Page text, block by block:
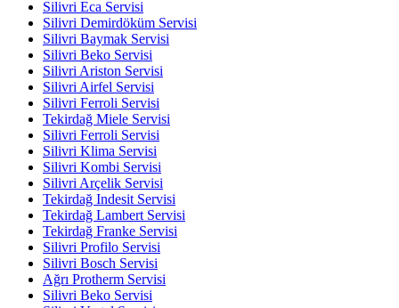
Silivri Eca Servisi
Silivri Demirdöküm Servisi
Silivri Baymak Servisi
Silivri Beko Servisi
Silivri Ariston Servisi
Silivri Airfel Servisi
Silivri Ferroli Servisi
Tekirdağ Miele Servisi
Silivri Ferroli Servisi
Silivri Klima Servisi
Silivri Kombi Servisi
Silivri Arçelik Servisi
Tekirdağ Indesit Servisi
Tekirdağ Lambert Servisi
Tekirdağ Franke Servisi
Silivri Profilo Servisi
Silivri Bosch Servisi
Ağrı Protherm Servisi
Silivri Beko Servisi